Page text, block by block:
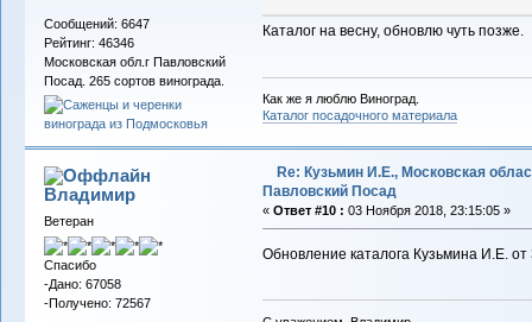
Сообщений: 6647
Рейтинг: 46346
Московская обл.г Павловский
Посад. 265 сортов винограда.
Каталог на весну, обновлю чуть позже.
Как же я люблю Виноград.
Каталог посадочного материала
Владимиp
Ветеран
Спасибо
-Дано: 67058
-Получено: 72567
Re: Кузьмин И.Е., Московская
Павловский Посад
« Ответ #10 : 03 Ноября 2018, 23:15:05 »
Обновление каталога Кузьмина И.Е. от